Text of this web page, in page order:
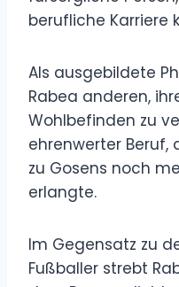
berufliche Karriere
Als ausgebildete
Rabea anderen,
Wohlbefinden zu
ehrenwerter Beruf,
zu Gosens noch
erlangte.
Im Gegensatz zu
Fußballer strebt